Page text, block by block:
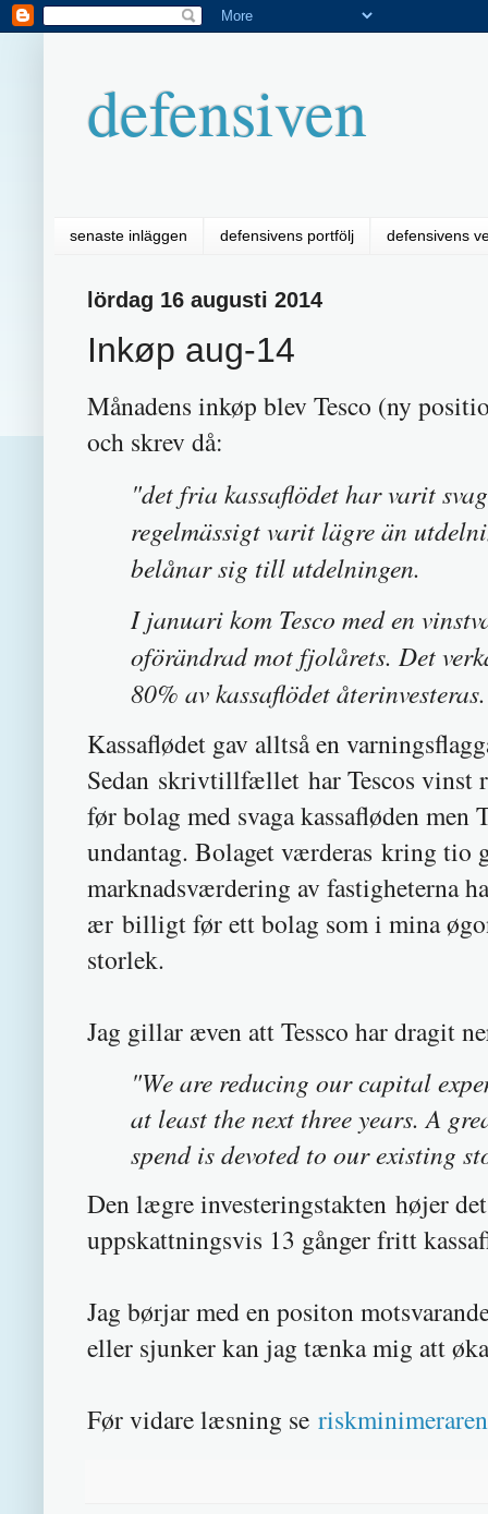
defensiven
senaste inläggen defensivens portfölj defensivens
lördag 16 augusti 2014
Inkøp aug-14
Månadens inkøp blev Tesco (ny
och skrev då:
"det fria kassaflödet har varit
regelmässigt varit lägre än
belånar sig till utdelningen.
I januari kom Tesco med en
oförändrad mot fjolårets. Det
80% av kassaflödet
Kassaflødet gav alltså en
Sedan skrivtillfællet har Tescos vinst
før bolag med svaga kassafløden
undantag. Bolaget værderas kring tio
marknadsværdering av fastigheterna
ær billigt før ett bolag som i mina
storlek.
Jag gillar æven att Tessco har dragit
"We are reducing our capital
at least the next three years. A
spend is devoted to our existing
Den lægre investeringstakten højer
uppskattningsvis 13 gånger fritt
Jag børjar med en positon
eller sjunker kan jag tænka mig att
Før vidare læsning se